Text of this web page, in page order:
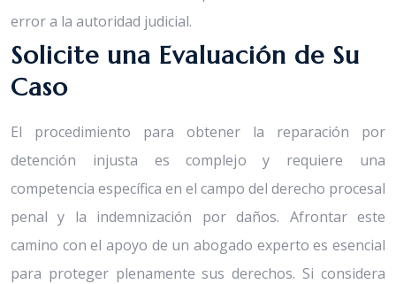
error a la autoridad judicial.
Solicite una Evaluación de Su
Caso
El procedimiento para obtener la reparación por
detención injusta es complejo y requiere una
competencia específica en el campo del derecho procesal
penal y la indemnización por daños. Afrontar este
camino con el apoyo de un abogado experto es esencial
para proteger plenamente sus derechos. Si considera